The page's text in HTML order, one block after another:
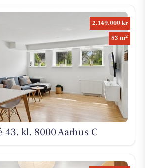
2.149.000 kr
83 m2
43, kl, 8000 Aarhus C